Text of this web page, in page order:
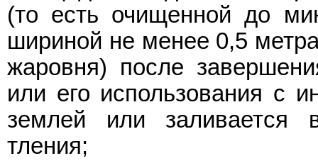
(то есть очищенной до
шириной не менее 0,5
жаровня) после
или его использования с
землей или заливается
тления;